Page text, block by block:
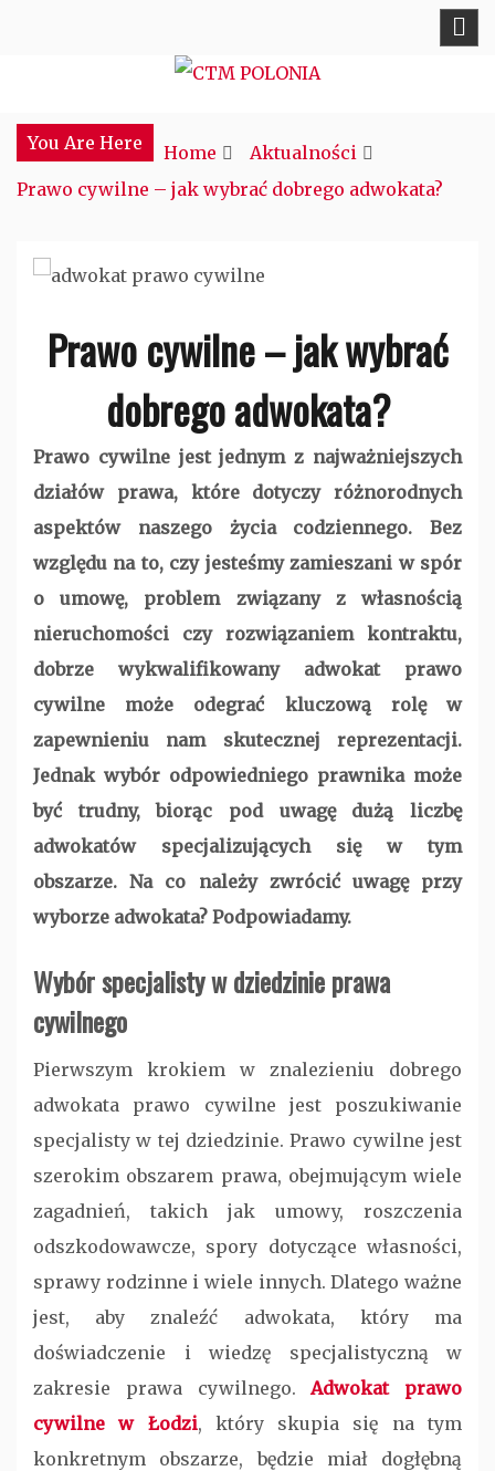
CTM POLONIA
You Are Here
Home
Aktualności
Prawo cywilne – jak wybrać dobrego adwokata?
Prawo cywilne – jak wybrać
dobrego adwokata?
Prawo cywilne jest jednym z najważniejszych
działów prawa, które dotyczy różnorodnych
aspektów naszego życia codziennego. Bez
względu na to, czy jesteśmy zamieszani w spór
o umowę, problem związany z własnością
nieruchomości czy rozwiązaniem kontraktu,
dobrze wykwalifikowany adwokat prawo
cywilne może odegrać kluczową rolę w
zapewnieniu nam skutecznej reprezentacji.
Jednak wybór odpowiedniego prawnika może
być trudny, biorąc pod uwagę dużą liczbę
adwokatów specjalizujących się w tym
obszarze. Na co należy zwrócić uwagę przy
wyborze adwokata? Podpowiadamy.
Wybór specjalisty w dziedzinie prawa
cywilnego
Pierwszym krokiem w znalezieniu dobrego
adwokata prawo cywilne jest poszukiwanie
specjalisty w tej dziedzinie. Prawo cywilne jest
szerokim obszarem prawa, obejmującym wiele
zagadnień, takich jak umowy, roszczenia
odszkodowawcze, spory dotyczące własności,
sprawy rodzinne i wiele innych. Dlatego ważne
jest, aby znaleźć adwokata, który ma
doświadczenie i wiedzę specjalistyczną w
zakresie prawa cywilnego.Adwokat prawo
cywilne w Łodzi, który skupia się na tym
konkretnym obszarze, będzie miał dogłębną